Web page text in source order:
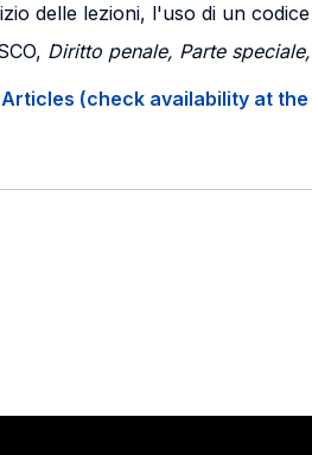
delle lezioni, l'uso di un
Diritto penale, Parte speciale,
(check availability at